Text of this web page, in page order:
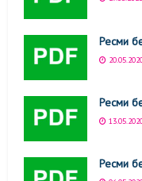
Ресми
Ресми
Ресми